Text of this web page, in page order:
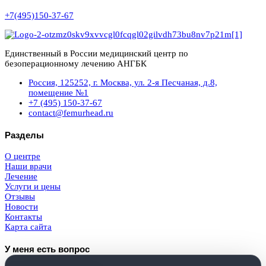
+7(495)150-37-67
Единственный в России медицинский центр по
безоперационному лечению АНГБК
Россия, 125252, г. Москва, ул. 2-я Песчаная, д.8,
помещение №1
+7 (495) 150-37-67
contact@femurhead.ru
Разделы
О центре
Наши врачи
Лечение
Услуги и цены
Отзывы
Новости
Контакты
Карта сайта
У меня есть вопрос